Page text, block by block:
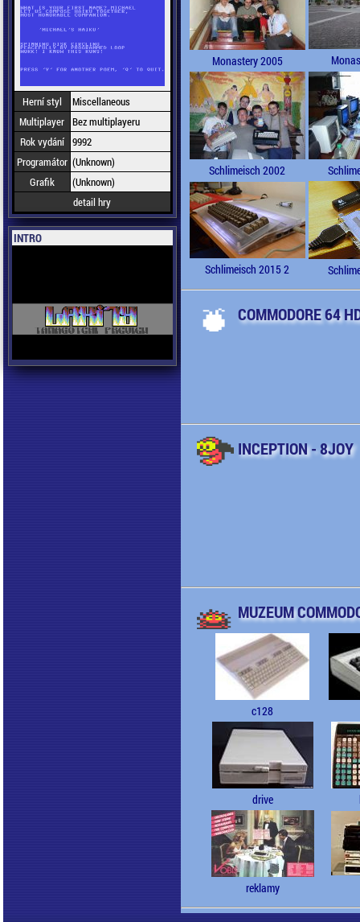
Herní styl
Miscellaneous
Multiplayer Bez multiplayeru
Rok vydání 9992
Programátor (Unknown)
Grafik
(Unknown)
detail hry
INTRO
Monastery 2005
Schlimeisch 2002
Schlimeisch 2015 2
COMMODORE 64
INCEPTION - 8JOY
MUZEUM
c128
drive
reklamy